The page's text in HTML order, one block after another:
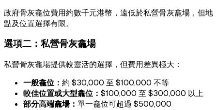
政府骨灰龕位費用約數千元港幣，遠低於私營骨灰龕場，但地
點及位置選擇有限。
選項二：私營骨灰龕場
私營骨灰龕場提供較靈活的選擇，但費用差異極大：
一般龕位： 約 $30,000 至 $100,000 不等
較佳位置或大型龕位： $100,000 至 $300,000 以上
部分高端龕場： 單一龕位可超過 $500,000